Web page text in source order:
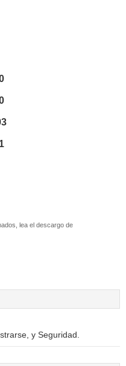
lea el descargo de
y Seguridad.